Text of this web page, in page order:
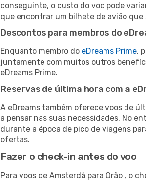
conseguinte, o custo do voo pode
que encontrar um bilhete de avião que
Descontos para membros do
Enquanto membro do eDreams Prime,
juntamente com muitos outros
eDreams Prime.
Reservas de última hora com a
A eDreams também oferece voos de
a pensar nas suas necessidades. No
durante a época de pico de viagens
ofertas.
Fazer o check-in antes do voo
Para voos de Amsterdã para Orão , o